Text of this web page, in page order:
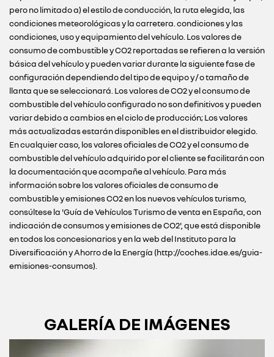
pero no limitado a) el estilo de conducción, la ruta elegida, las
condiciones meteorológicas y la carretera. condiciones y las
condiciones, uso y equipamiento del vehículo. Los valores de
consumo de combustible y CO2 reportadas se refieren a la versión
básica del vehículo y pueden variar durante la siguiente fase de
configuración dependiendo del tipo de equipo y / o tamaño de
llanta que se seleccionará. Los valores de CO2 y el consumo de
combustible del vehículo configurado no son definitivos y pueden
variar debido a cambios en el ciclo de producción; Los valores
más actualizadas estarán disponibles en el distribuidor elegido.
En cualquier caso, los valores oficiales de CO2 y el consumo de
combustible del vehículo adquirido por el cliente se facilitarán con
la documentación que acompañe al vehículo. Para más
información sobre los valores oficiales de consumo de
combustible y emisiones CO2 en los nuevos vehículos turismo,
consúltese la 'Guía de Vehículos Turismo de venta en España, con
indicación de consumos y emisiones de CO2', que está disponible
en todos los concesionarios y en la web del Instituto para la
Diversificación y Ahorro de la Energía (http://coches.idae.es/guia-
emisiones-consumos).
GALERÍA DE IMÁGENES